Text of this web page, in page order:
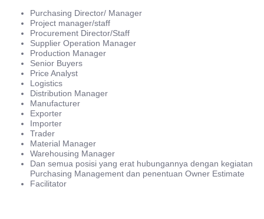
Purchasing Director/ Manager
Project manager/staff
Procurement Director/Staff
Supplier Operation Manager
Production Manager
Senior Buyers
Price Analyst
Logistics
Distribution Manager
Manufacturer
Exporter
Importer
Trader
Material Manager
Warehousing Manager
Dan semua posisi yang erat hubungannya dengan kegiatan
Purchasing Management dan penentuan Owner Estimate
Facilitator